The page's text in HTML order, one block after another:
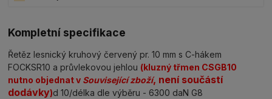
Kompletní specifikace
Řetěz lesnický kruhový červený pr. 10 mm s C-hákem
FOCKSR10 a průvlekovou jehlou (kluzný třmen CSGB10
nutno objednat v Související zboží, není součástí
dodávky)d 10/délka dle výběru - 6300 daN G8